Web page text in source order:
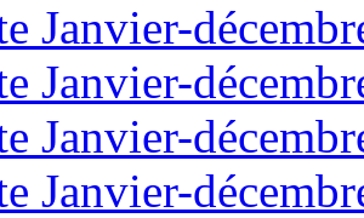
Janvier-
Janvier-
Janvier-
Janvier-